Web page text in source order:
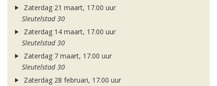
Zaterdag 21 maart, 17.00 uur
Sleutelstad 30
Zaterdag 14 maart, 17.00 uur
Sleutelstad 30
Zaterdag 7 maart, 17.00 uur
Sleutelstad 30
Zaterdag 28 februari, 17.00 uur